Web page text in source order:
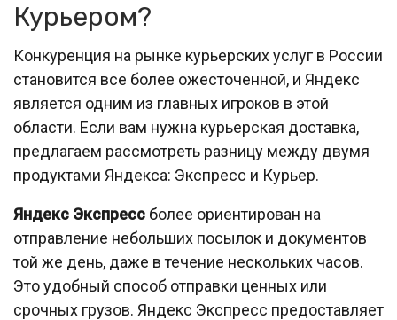
Курьером?
Конкуренция на рынке курьерских услуг в России
становится все более ожесточенной, и Яндекс
является одним из главных игроков в этой
области. Если вам нужна курьерская доставка,
предлагаем рассмотреть разницу между двумя
продуктами Яндекса: Экспресс и Курьер.
Яндекс Экспресс более ориентирован на
отправление небольших посылок и документов
той же день, даже в течение нескольких часов.
Это удобный способ отправки ценных или
срочных грузов. Яндекс Экспресс предоставляет